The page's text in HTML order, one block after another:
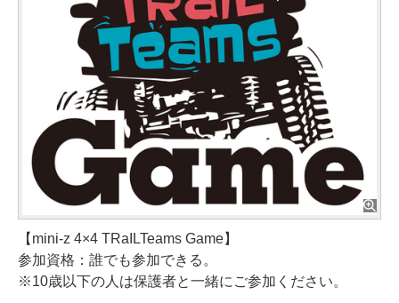
【mini-z 4×4 TRaILTeams Game】
参加資格：誰でも参加できる。
※10歳以下の人は保護者と一緒にご参加ください。